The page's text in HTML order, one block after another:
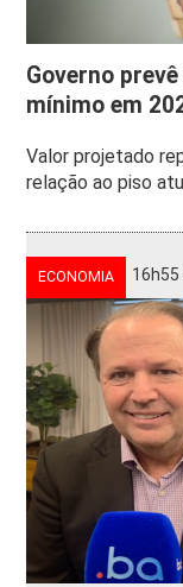
Governo
mínimo em
Valor projetado
relação ao piso
ECONOMIA